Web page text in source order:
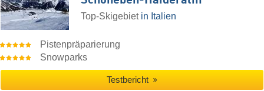
Top-Skigebiet in Italien
Pistenpräparierung
Snowparks
Testbericht